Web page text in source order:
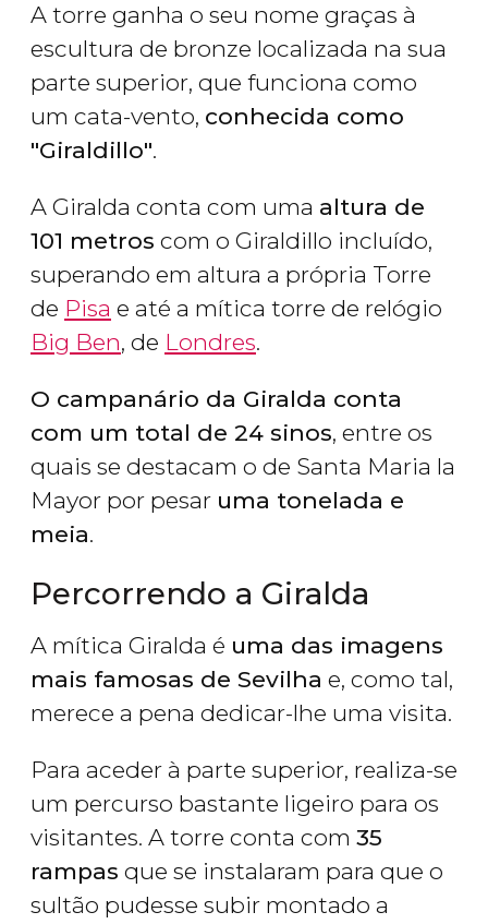
A torre ganha o seu nome graças à
escultura de bronze localizada na sua
parte superior, que funciona como
um cata-vento, conhecida como
"Giraldillo".
A Giralda conta com uma altura de
101 metros com o Giraldillo incluído,
superando em altura a própria Torre
de Pisa e até a mítica torre de relógio
Big Ben, de Londres.
O campanário da Giralda conta
com um total de 24 sinos, entre os
quais se destacam o de Santa Maria la
Mayor por pesar uma tonelada e
meia.
Percorrendo a Giralda
A mítica Giralda é uma das imagens
mais famosas de Sevilha e, como tal,
merece a pena dedicar-lhe uma visita.
Para aceder à parte superior, realiza-se
um percurso bastante ligeiro para os
visitantes. A torre conta com 35
rampas que se instalaram para que o
sultão pudesse subir montado a